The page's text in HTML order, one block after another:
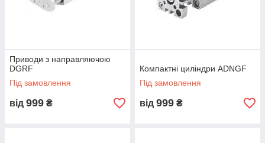
Приводи з направляючою
DGRF
Під замовлення
від 999 ₴
Компактні циліндри ADNGF
Під замовлення
від 999 ₴